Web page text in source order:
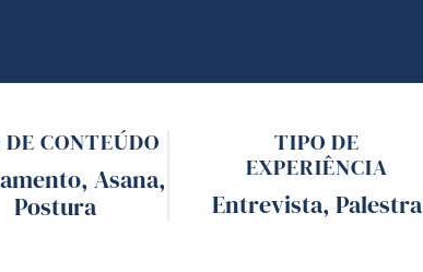
CONTEÚDO
, Asana,
Postura
TIPO DE
EXPERIÊNCIA
Entrevista, Palestra